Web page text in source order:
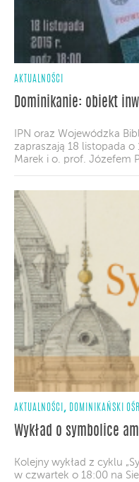
AKTUALNOŚCI
Dominikanie: obiekt
IPN oraz Wojewódzka
zapraszają 18 listopada
Marek i o. prof. Józefem
AKTUALNOŚCI , DOMINIKAŃSKI
Wykład o symbolice
Kolejny wykład z cyklu
w czwartek o 18:00 na